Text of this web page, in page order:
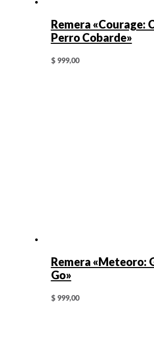
Remera «Courage:
Perro Cobarde»
$999,00
Remera «Meteoro:
Go»
$999,00